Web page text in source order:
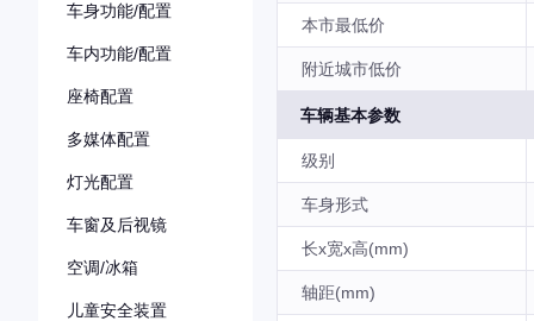
车身功能/配置
车内功能/配置
座椅配置
多媒体配置
灯光配置
车窗及后视镜
空调/冰箱
儿童安全装置
本市最低价
附近城市低价
车辆基本参数
级别
车身形式
长x宽x高(mm)
轴距(mm)